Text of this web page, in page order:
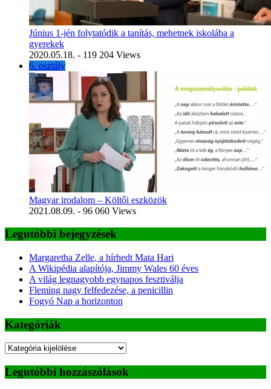
Június 1-jén folytatódik a tanítás, mehetnek iskolába a
gyerekek
2020.05.18. - 119 204 Views
6. osztály
Magyar irodalom – Költői eszközök
2021.08.09. - 96 060 Views
Legutóbbi bejegyzések
Margaretha Zelle, a hírhedt Mata Hari
A Wikipédia alapítója, Jimmy Wales 60 éves
A világ legnagyobb egynapos fesztiválja
Fleming nagy felfedezése, a penicillin
Fogyó Nap a horizonton
Kategóriák
Kategóriák
Legutóbbi hozzászólások